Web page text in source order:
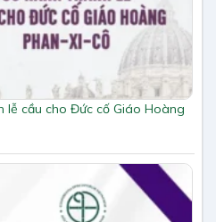
lễ cầu cho Đức cố Giáo Hoàng